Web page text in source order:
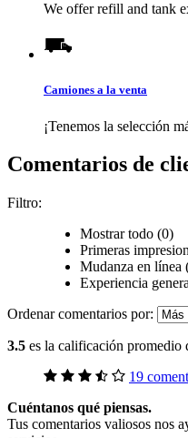
We offer refill and tank
Camiones a la venta
¡Tenemos la selección
Comentarios de
Filtro:
Mostrar todo (0)
Primeras
Mudanza en línea
Experiencia
Ordenar comentarios por:
3.5 es la calificación promedio
19
Cuéntanos qué piensas.
Tus comentarios valiosos nos